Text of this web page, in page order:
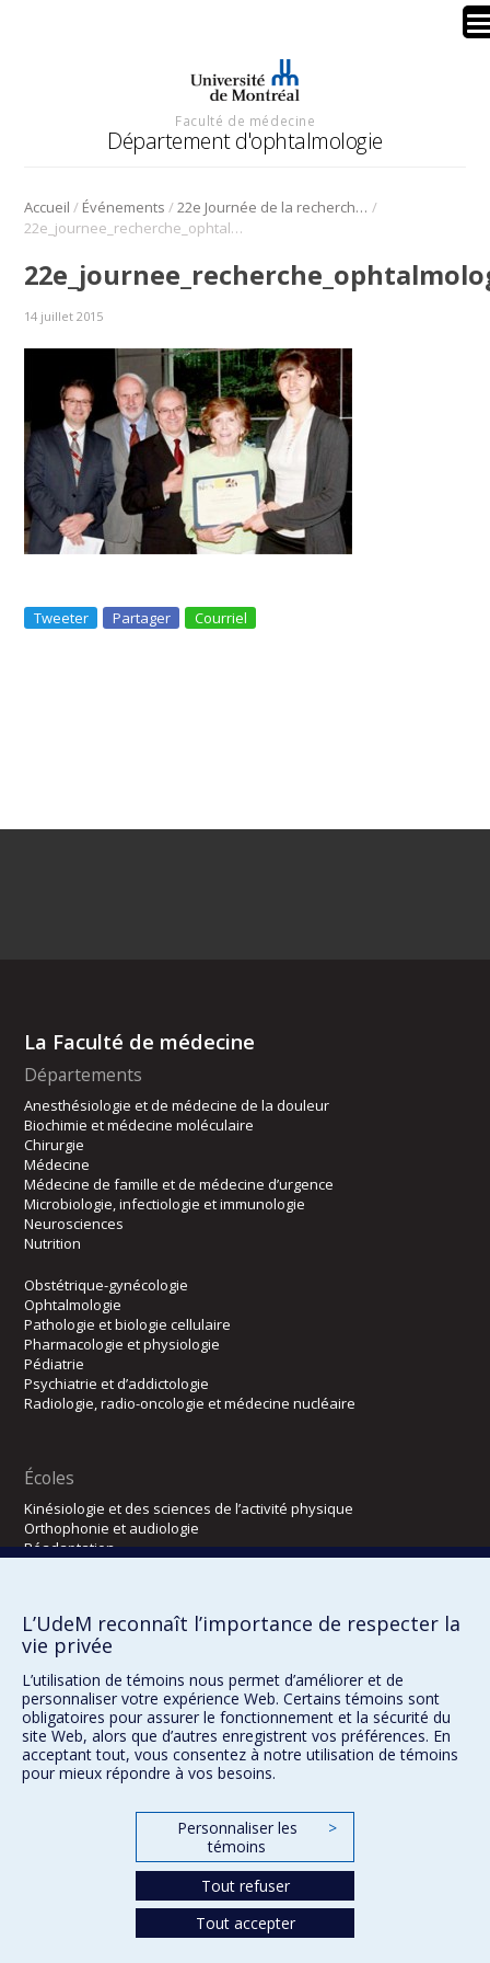
Faculté de médecine
Département d'ophtalmologie
Accueil / Événements / 22e Journée de la recherche en ophtalmologie de l’UdeM /
22e_journee_recherche_ophtalmologie
14 juillet 2015
Tweeter Partager Courriel
La Faculté de médecine
Départements
Anesthésiologie et de médecine de la douleur
Biochimie et médecine moléculaire
Chirurgie
Médecine
Médecine de famille et de médecine d’urgence
Microbiologie, infectiologie et immunologie
Neurosciences
Nutrition
Obstétrique-gynécologie
Ophtalmologie
Pathologie et biologie cellulaire
Pharmacologie et physiologie
Pédiatrie
Psychiatrie et d’addictologie
Radiologie, radio-oncologie et médecine nucléaire
Écoles
Kinésiologie et des sciences de l’activité physique
Orthophonie et audiologie
Réadaptation
DPC
CPASS
Éthique clinique
Conditions d’utilisation
L’UdeM reconnaît l’importance de respecter la
vie privée
L’utilisation de témoins nous permet d’améliorer et de
personnaliser votre expérience Web. Certains témoins sont
obligatoires pour assurer le fonctionnement et la sécurité du
site Web, alors que d’autres enregistrent vos préférences. En
acceptant tout, vous consentez à notre utilisation de témoins
pour mieux répondre à vos besoins.
Personnaliser les
témoins
>
Tout refuser
Tout accepter